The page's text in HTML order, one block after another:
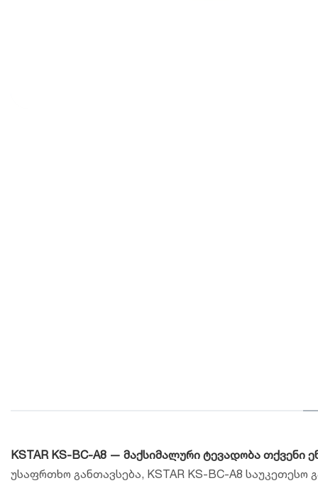
KSTAR KS-BC-A8 — მაქსიმალური ტევადობა თქვენი
უსაფრთხო განთავსება, KSTAR KS-BC-A8